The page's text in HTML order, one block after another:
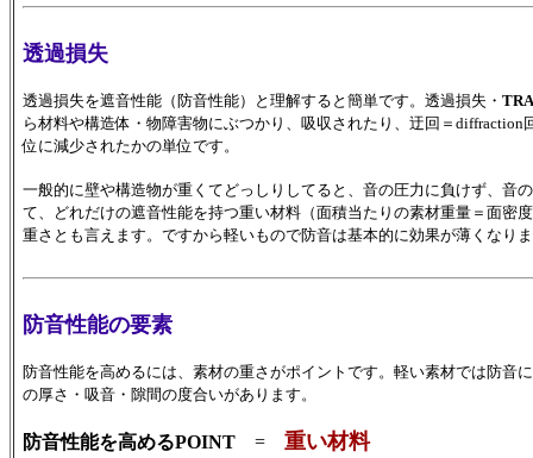
透過損失
透過損失を遮音性能（防音性能）と理解すると簡単です。透過損失・
ら材料や構造体・物障害物にぶつかり、吸収されたり、迂回＝
位に減少されたかの単位です。
一般的に壁や構造物が重くてどっしりしてると、音の圧力に負けず、音
て、どれだけの遮音性能を持つ重い材料（面積当たりの素材重量＝面密
重さとも言えます。ですから軽いもので防音は基本的に効果が薄くなり
防音性能の要素
防音性能を高めるには、素材の重さがポイントです。軽い素材では防音
の厚さ・吸音・隙間の度合いがあります。
防音性能を高めるPOINT = 重い材料